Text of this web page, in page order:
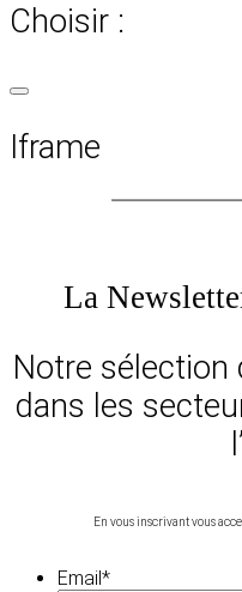
Choisir :
Iframe
La
Notre sélection
dans les
En vous inscrivant vous
Email*